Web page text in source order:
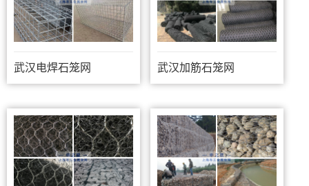
武汉电焊石笼网 武汉加筋石笼网